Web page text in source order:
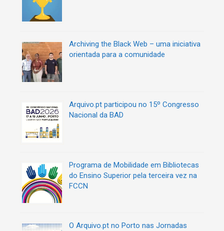
Archiving the Black Web – uma iniciativa
orientada para a comunidade
Arquivo.pt participou no 15º Congresso
Nacional da BAD
Programa de Mobilidade em Bibliotecas
do Ensino Superior pela terceira vez na
FCCN
O Arquivo.pt no Porto nas Jornadas